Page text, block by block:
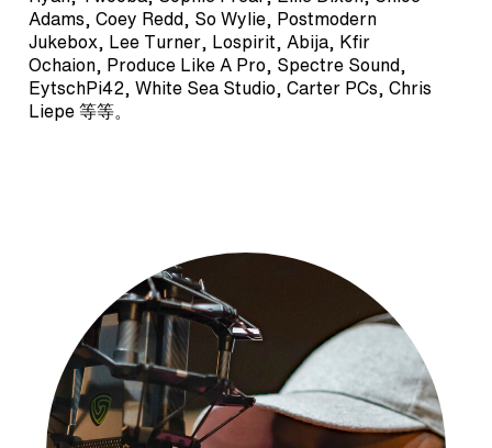
Adams, Coey Redd, So Wylie, Postmodern
Jukebox, Lee Turner, Lospirit, Abija, Kfir
Ochaion, Produce Like A Pro, Spectre Sound,
EytschPi42, White Sea Studio, Carter PCs, Chris
Liepe 等等。